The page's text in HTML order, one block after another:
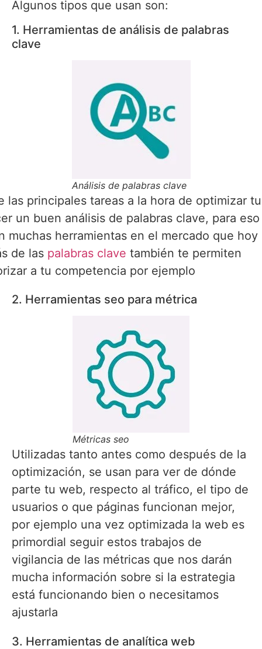
Algunos tipos que usan son:
1. Herramientas de análisis de palabras
clave
Análisis de palabras clave
las principales tareas a la hora de optimizar
un buen análisis de palabras clave, para eso
muchas herramientas en el mercado que hoy
de las palabras clave también te permiten
a tu competencia por ejemplo
2. Herramientas seo para métrica
Métricas seo
Utilizadas tanto antes como después de la
optimización, se usan para ver de dónde
parte tu web, respecto al tráfico, el tipo de
usuarios o que páginas funcionan mejor,
por ejemplo una vez optimizada la web es
primordial seguir estos trabajos de
vigilancia de las métricas que nos darán
mucha información sobre si la estrategia
está funcionando bien o necesitamos
ajustarla
3. Herramientas de analítica web